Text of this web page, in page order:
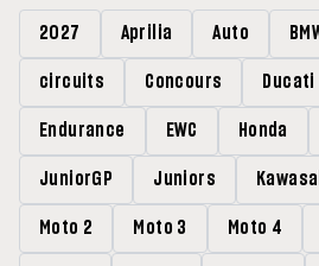
2027 Aprilia Auto
circuits Concours Ducati
Endurance EWC Honda
JuniorGP Juniors
Moto 2 Moto 3 Moto 4